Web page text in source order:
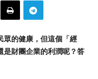
眾的健康，但這個「經
是財團企業的利潤呢？答